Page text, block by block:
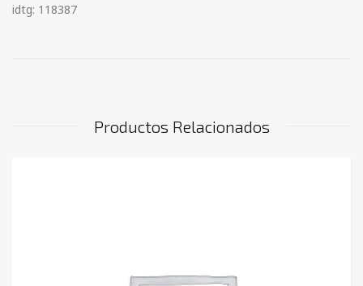
idtg: 118387
Productos Relacionados